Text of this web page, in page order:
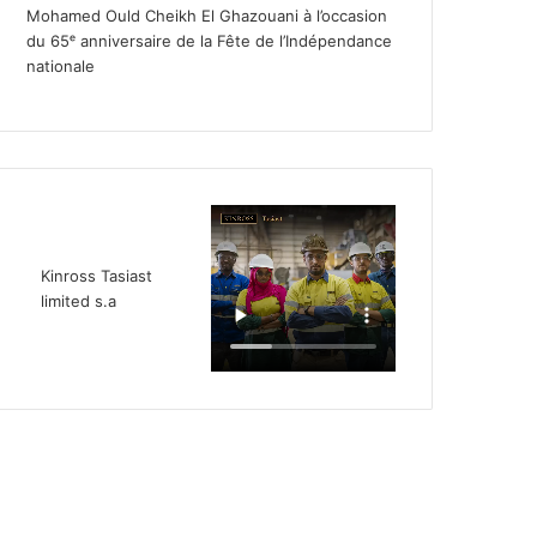
Mohamed Ould Cheikh El Ghazouani à l’occasion
du 65ᵉ anniversaire de la Fête de l’Indépendance
nationale
Kinross Tasiast
limited s.a